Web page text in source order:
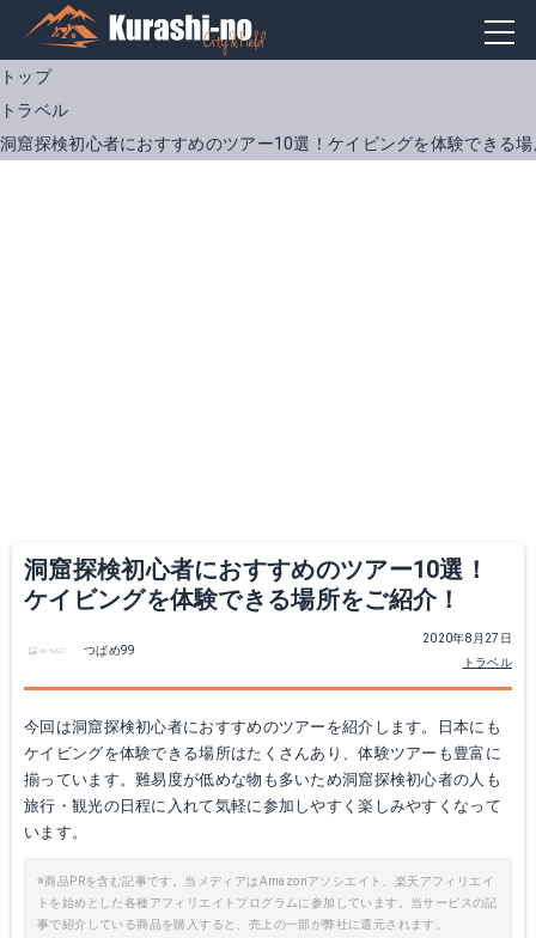
トップ
トラベル
洞窟探検初心者におすすめのツアー10選！ケイビングを体験できる
洞窟探検初心者におすすめのツアー10選！
ケイビングを体験できる場所をご紹介！
2020年8月27日
トラベル
つばめ99
今回は洞窟探検初心者におすすめのツアーを紹介します。日本にも
ケイビングを体験できる場所はたくさんあり、体験ツアーも豊富に
揃っています。難易度が低めな物も多いため洞窟探検初心者の人も
旅行・観光の日程に入れて気軽に参加しやすく楽しみやすくなって
います。
※商品PRを含む記事です。当メディアはAmazonアソシエイト、楽天アフィリエイ
トを始めとした各種アフィリエイトプログラムに参加しています。当サービスの記
事で紹介している商品を購入すると、売上の一部が弊社に還元されます。